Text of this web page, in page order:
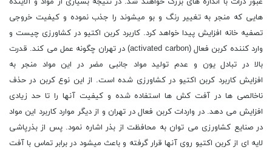
هایی که منجر به تغییر رنگ و بو میشوند را جذب نموده و کیفیت خروجی
تصفیه خانه افزایش پیدا خواهد کرد. کاربرد کربن اکتیو در کشاورزی چیست و
وارد کننده کربن فعال (activated carbon) در تهران چگونه عمل می کند. قدرت
بالا در تبادل یون و عدم تولید مواد جانبی مضر در این مواد منجر به
افزایش کاربرد کربن اکتیو در کشاورزی شده است. از این نوع کربن در حذف
ناخالصی ها در آفت کش ها استفاده شده و کیفیت آنها را تا حد زیادی
افزایش می دهد. در واردات کربن فعال در تهران و از دیگر موارد کاربرد این مواد
در صنایع کشاورزی می توان به محافظت از بذر اشاره نمود. پس از بذرپاشی
لایه ای از کربن اکتیو روی آنها قرار گرفته و باعث میشود در برابر تماس با آفت